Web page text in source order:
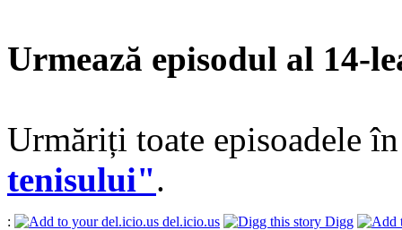
Urmează episodul al 14-
Urmăriți toate episoadele
tenisului".
: del.icio.us Digg